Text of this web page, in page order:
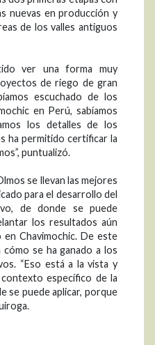
nuevas en producción y
de los valles antiguos
ver una forma muy
de riego de gran
escuchado de los
en Perú, sabíamos
los detalles de los
ha permitido certificar la
puntualizó.
se llevan las mejores
para el desarrollo del
de donde se puede
los resultados aún
Chavimochic. De este
se ha ganado a los
“Eso está a la vista y
específico de la
se puede aplicar, porque